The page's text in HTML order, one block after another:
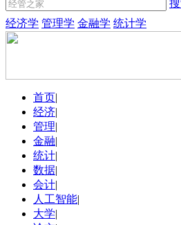
经济学 管理学 金融学 统计学
首页|
经济|
管理|
金融|
统计|
数据|
会计|
人工智能|
大学|